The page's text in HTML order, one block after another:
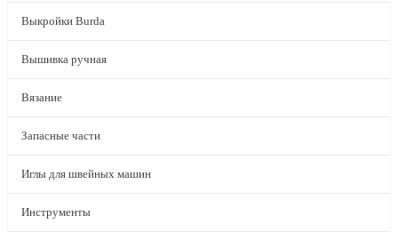
Выкройки Burda
Вышивка ручная
Вязание
Запасные части
Иглы для швейных машин
Инструменты